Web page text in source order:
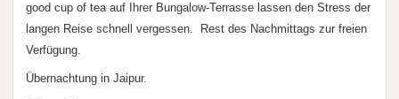
good cup of tea auf Ihrer Bungalow-Terrasse lassen den Stress der
langen Reise schnell vergessen. Rest des Nachmittags zur freien
Verfügung.
Übernachtung in Jaipur.